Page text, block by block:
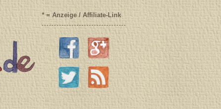
* = Anzeige / Affiliate-Link